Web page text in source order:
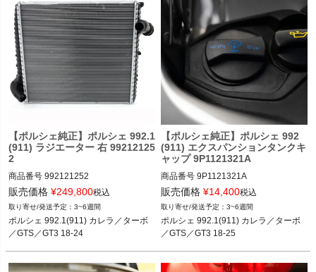
【ポルシェ純正】ポルシェ 992.1
(911) ラジエーター 右 99212125
2
商品番号 992121252
ポルシェ 992.1(911) カレラ／カレラS
／カレラ4／カレラ4S／ターボ／ター
ボS／GTS／GT3 18-24
販売価格 ¥249,800税込
3~6週間
ポルシェ 992.1(911) カレラ／ターボ
／GTS／GT3 18-24
【ポルシェ純正】ポルシェ 992
(911) エクスパンションタンクキ
ャップ 9P1121321A
商品番号 9P1121321A
ポルシェ 992(911) カレラ／カレラS／
カレラ4／カレラ4S／ターボ／ターボ
S／GTS／GT3 18-25
販売価格 ¥14,400税込
3~6週間
ポルシェ 992.1(911) カレラ／ターボ
／GTS／GT3 18-25